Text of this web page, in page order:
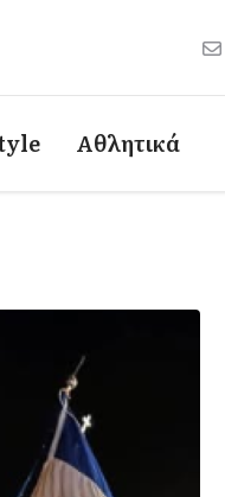
Αθλητικά